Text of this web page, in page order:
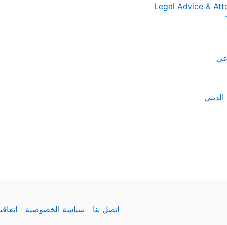
Legal Advice &
اتصل بنا سياسة الخصوصية